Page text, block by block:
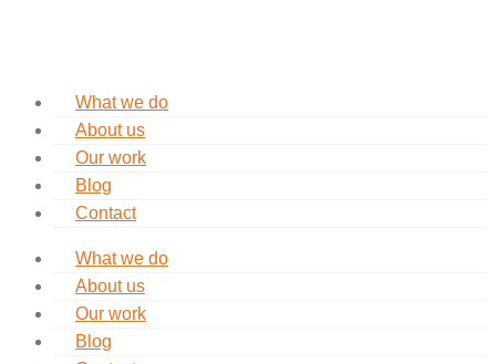
What we do
About us
Our work
Blog
Contact
What we do
About us
Our work
Blog